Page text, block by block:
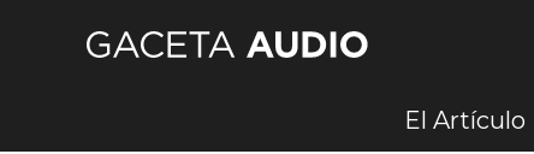
El Artículo